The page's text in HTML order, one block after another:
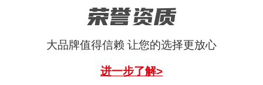
荣誉资质
大品牌值得信赖 让您的选择更放心
进一步了解>